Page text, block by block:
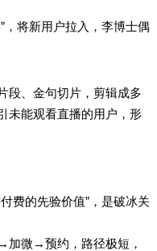
将新用户拉入，李博士偶
、金句切片，剪辑成多
未能观看直播的用户，形
的先验价值”，是破冰关
微→预约，路径极短，